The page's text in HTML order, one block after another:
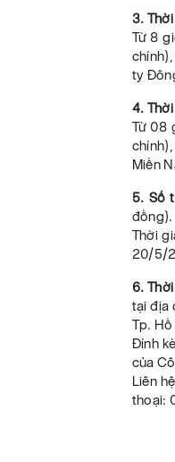
3.
Từ 8
ty
4.
Từ 08
Miền
5. Số
đồng).
Thời
20/5/
6.
tại địa
Tp. Hồ
Đính
của
Liên
thoại: